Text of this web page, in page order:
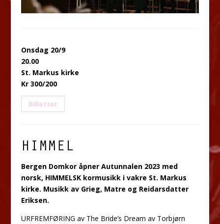
Onsdag 20/9
20.00
St. Markus kirke
Kr 300/200
Billetter
HIMMEL
Bergen Domkor åpner Autunnalen 2023 med
norsk, HIMMELSK kormusikk i vakre St. Markus
kirke. Musikk av Grieg, Matre og Reidarsdatter
Eriksen.
URFREMFØRING av The Bride’s Dream av Torbjørn